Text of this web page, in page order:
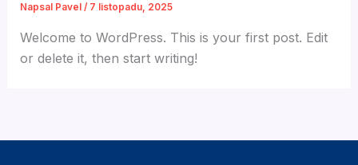
Napsal Pavel/ 7 listopadu, 2025
Welcome to WordPress. This is your first post. Edit
or delete it, then start writing!